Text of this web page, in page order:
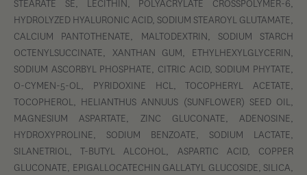
STEARATE SE, LECITHIN, POLYACRYLATE CROSSPOLYMER-6,
HYDROLYZED HYALURONIC ACID, SODIUM STEAROYL GLUTAMATE,
CALCIUM PANTOTHENATE, MALTODEXTRIN, SODIUM STARCH
OCTENYLSUCCINATE, XANTHAN GUM, ETHYLHEXYLGLYCERIN,
SODIUM ASCORBYL PHOSPHATE, CITRIC ACID, SODIUM PHYTATE,
O-CYMEN-5-OL, PYRIDOXINE HCL, TOCOPHERYL ACETATE,
TOCOPHEROL, HELIANTHUS ANNUUS (SUNFLOWER) SEED OIL,
MAGNESIUM ASPARTATE, ZINC GLUCONATE, ADENOSINE,
HYDROXYPROLINE, SODIUM BENZOATE, SODIUM LACTATE,
SILANETRIOL, T-BUTYL ALCOHOL, ASPARTIC ACID, COPPER
GLUCONATE, EPIGALLOCATECHIN GALLATYL GLUCOSIDE, SILICA,